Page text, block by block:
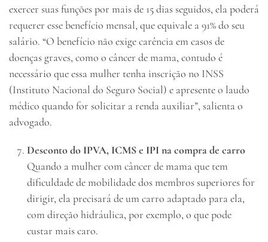
exercer suas funções por mais de 15 dias seguidos, ela poderá
requerer esse benefício mensal, que equivale a 91% do seu
salário. “O benefício não exige carência em casos de
doenças graves, como o câncer de mama, contudo é
necessário que essa mulher tenha inscrição no INSS
(Instituto Nacional do Seguro Social) e apresente o laudo
médico quando for solicitar a renda auxiliar”, salienta o
advogado.
Desconto do IPVA, ICMS e IPI na compra de carro
Quando a mulher com câncer de mama que tem
dificuldade de mobilidade dos membros superiores for
dirigir, ela precisará de um carro adaptado para ela,
com direção hidráulica, por exemplo, o que pode
custar mais caro.